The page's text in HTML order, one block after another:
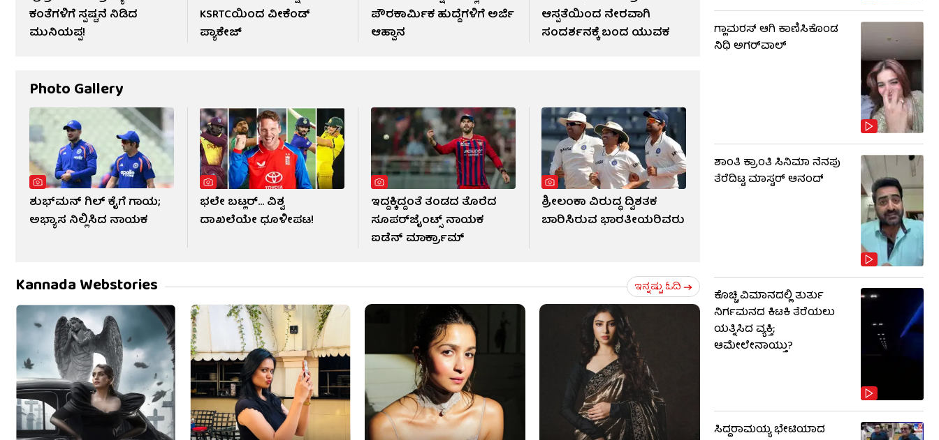
ಪುತ್ರಿಗಾಗಿ ಮಂತ್ರಿ ತ್ಯಾಗ: ಅಂತೆ
ಕಂತೆಗಳಿಗೆ ಸ್ಪಷ್ಟನೆ ನಿಡಿದ
ಜೋಗ ಜಲಪಾತ ವೀಕ್ಷಣೆಗೆ
KSRTCಯಿಂದ ವೀಕೆಂಡ್
ಪ್ಯಾಕೇಜ್
ಬೆಂಗಳೂರು ದಕ್ಷಿಣ ಜಿಲ್ಲೆ;102
ಪೌರಕಾರ್ಮಿಕ ಹುದ್ದೆಗಳಿಗೆ ಅರ್ಜಿ
ಆಪರೇಷನ್ ಆಗಿದ್ರೂ
ಆಸ್ಪತೆಯಿಂದ ನೇರವಾಗಿ
Photo Gallery
ಶುಭ್​ಮನ್ ಗಿಲ್ ಕೈಗೆ ಗಾಯ;
ಅಭ್ಯಾಸ ನಿಲ್ಲಿಸಿದ ನಾಯಕ
ಭಲೇ ಬಟ್ಲರ್... ವಿಶ್ವ
ಇದ್ದಕ್ಕಿದ್ದಂತೆ ತಂಡದ ತೊರೆದ
ಸೂಪರ್‌ಜೈಂಟ್ಸ್ ನಾಯಕ
ಶ್ರೀಲಂಕಾ ವಿರುದ್ಧ ದ್ವಿಶತಕ
Kannada Webstories ಇನ್ನಷ್ಟು ಓದಿ
ಗ್ಲಾಮರಸ್ ಆಗಿ ಕಾಣಿಸಿಕೊಂಡ
ನಿಧಿ ಅಗರ್​​ವಾಲ್
ಶಾಂತಿ ಕ್ರಾಂತಿ ಸಿನಿಮಾ ನೆನಪು
ತೆರೆದಿಟ್ಟ ಮಾಸ್ಟರ್ ಆನಂದ್
ಕೊಚ್ಚಿ ವಿಮಾನದಲ್ಲಿ ತುರ್ತು
ನಿರ್ಗಮನದ ಕಿಟಕಿ ತೆರೆಯಲು
ಯತ್ನಿಸಿದ ವ್ಯಕ್ತಿ;
ಆಮೇಲೇನಾಯ್ತು?
ಸಿದ್ದರಾಮಯ್ಯ ಭೇಟಿಯಾದ